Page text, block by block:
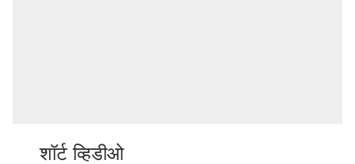
शॉर्ट व्हिडीओ